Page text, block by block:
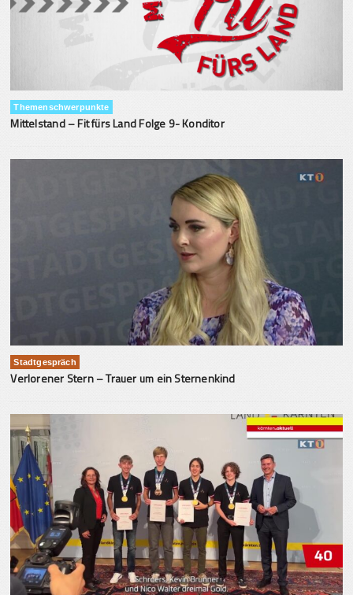
Themenschwerpunkte
Mittelstand – Fit fürs Land Folge 9- Konditor
Stadtgespräch
Verlorener Stern – Trauer um ein Sternenkind